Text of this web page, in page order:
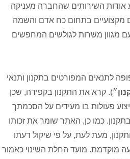
אודות השירותים שהחברה מעניקה
מקצועיים בתחום כח אדם והשמה
מגוון משרות לגולשים המחפשים
לתנאים המפורטים בתקנון ותנאי
״). קרא את התקנון בקפידה, שכן
פעולות בו מעידים על הסכמתך
כמו כן, האתר שומר את זכותו
מעת לעת, על פי שיקול דעתו
מוקדמת. מועד החלת השינוי כאמור